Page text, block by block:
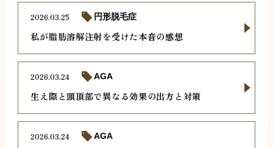
私が脂肪溶解注射を受けた本音の感想
2026.03.25 円形脱毛症
生え際と頭頂部で異なる効果の出方と対策
2026.03.24 AGA
2026.03.24 AGA